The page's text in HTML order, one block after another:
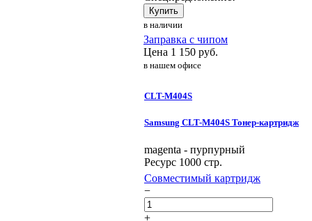
Купить
в наличии
Заправка с чипом
Цена 1 150 руб.
в нашем офисе
CLT-M404S
Samsung CLT-M404S Тонер-картридж
magenta - пурпурный
Ресурс 1000 стр.
Совместимый картридж
−
+